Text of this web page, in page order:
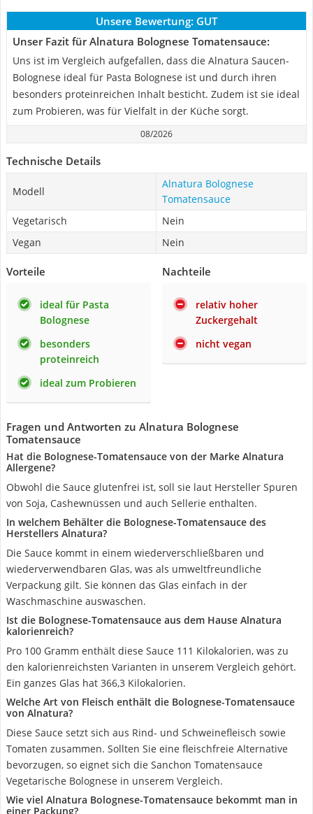
Unsere Bewertung: GUT
Unser Fazit für Alnatura Bolognese Tomatensauce:
Uns ist im Vergleich aufgefallen, dass die Alnatura Saucen-
Bolognese ideal für Pasta Bolognese ist und durch ihren
besonders proteinreichen Inhalt besticht. Zudem ist sie ideal
zum Probieren, was für Vielfalt in der Küche sorgt.
08/2026
Technische Details
Modell
Alnatura Bolognese
Tomatensauce
Vegetarisch
Nein
Vegan
Nein
Vorteile
ideal für Pasta
Bolognese
besonders
proteinreich
ideal zum Probieren
Nachteile
relativ hoher
Zuckergehalt
nicht vegan
Fragen und Antworten zu Alnatura Bolognese
Tomatensauce
Hat die Bolognese-Tomatensauce von der Marke Alnatura
Allergene?
Obwohl die Sauce glutenfrei ist, soll sie laut Hersteller Spuren
von Soja, Cashewnüssen und auch Sellerie enthalten.
In welchem Behälter die Bolognese-Tomatensauce des
Herstellers Alnatura?
Die Sauce kommt in einem wiederverschließbaren und
wiederverwendbaren Glas, was als umweltfreundliche
Verpackung gilt. Sie können das Glas einfach in der
Waschmaschine auswaschen.
Ist die Bolognese-Tomatensauce aus dem Hause Alnatura
kalorienreich?
Pro 100 Gramm enthält diese Sauce 111 Kilokalorien, was zu
den kalorienreichsten Varianten in unserem Vergleich gehört.
Ein ganzes Glas hat 366,3 Kilokalorien.
Welche Art von Fleisch enthält die Bolognese-Tomatensauce
von Alnatura?
Diese Sauce setzt sich aus Rind- und Schweinefleisch sowie
Tomaten zusammen. Sollten Sie eine fleischfreie Alternative
bevorzugen, so eignet sich die Sanchon Tomatensauce
Vegetarische Bolognese in unserem Vergleich.
Wie viel Alnatura Bolognese-Tomatensauce bekommt man in
einer Packung?